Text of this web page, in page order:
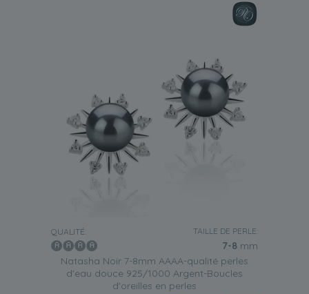
QUALITÉ: TAILLE DE PERLE:
7-8 mm
Natasha Noir 7-8mm AAAA-qualité perles
d'eau douce 925/1000 Argent-Boucles
d'oreilles en perles